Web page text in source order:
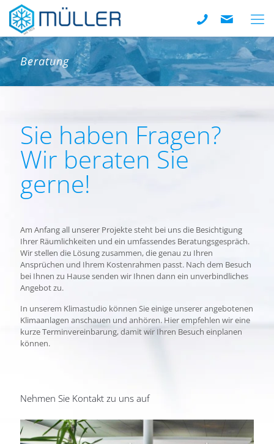
Beratung
Sie haben Fragen?
Wir beraten Sie
gerne!
Am Anfang all unserer Projekte steht bei uns die Besichtigung
Ihrer Räumlichkeiten und ein umfassendes Beratungsgespräch.
Wir stellen die Lösung zusammen, die genau zu Ihren
Ansprüchen und Ihrem Kostenrahmen passt. Nach dem Besuch
bei Ihnen zu Hause senden wir Ihnen dann ein unverbindliches
Angebot zu.
In unserem Klimastudio können Sie einige unserer angebotenen
Klimaanlagen anschauen und anhören. Hier empfehlen wir eine
kurze Terminvereinbarung, damit wir Ihren Besuch einplanen
können.
Nehmen Sie Kontakt zu uns auf